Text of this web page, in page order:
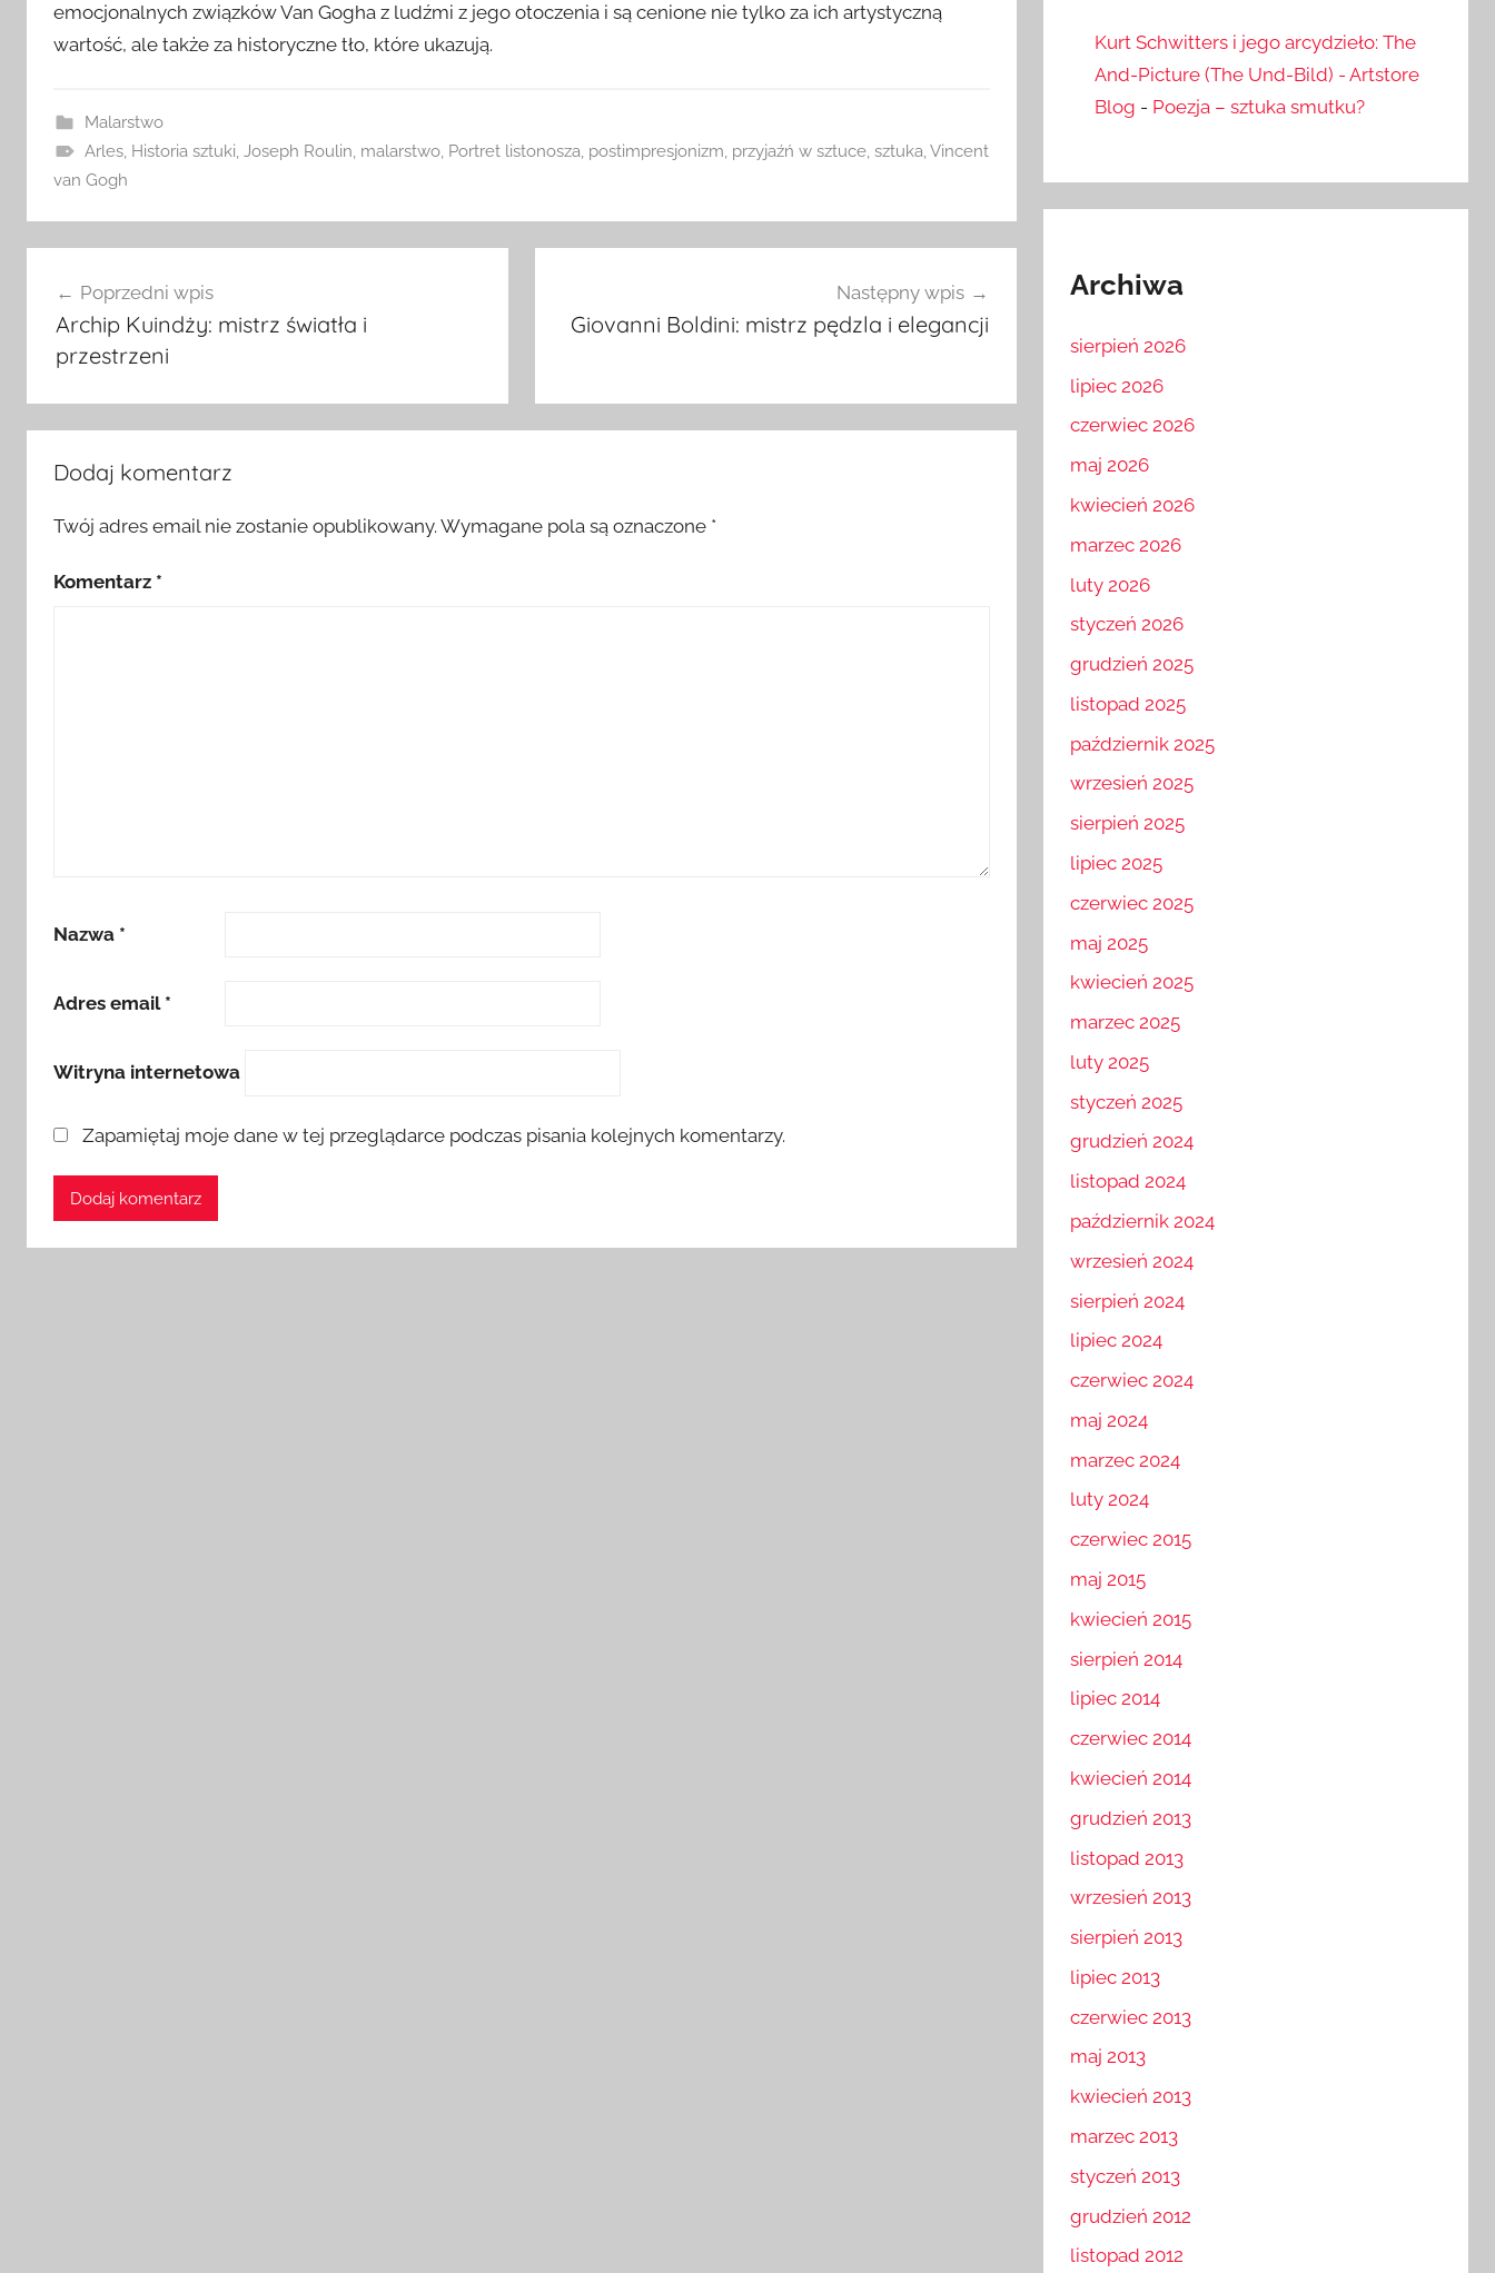
emocjonalnych związków Van Gogha z ludźmi z jego otoczenia i są cenione nie tylko za ich artystyczną
wartość, ale także za historyczne tło, które ukazują.
Malarstwo
Arles, Historia sztuki, Joseph Roulin, malarstwo, Portret listonosza, postimpresjonizm, przyjaźń w sztuce, sztuka,Vincent
van Gogh
wpisuPoprzedni wpis
Archip Kuindży: mistrz światła i
przestrzeni
Następny wpis
Giovanni Boldini: mistrz pędzla i elegancji
Dodaj komentarz
Twój adres email nie zostanie opublikowany. Wymagane pola są oznaczone *
Komentarz *
Nazwa *
Adres email *
Witryna internetowa
Zapamiętaj moje dane w tej przeglądarce podczas pisania kolejnych komentarzy.
Kurt Schwitters i jego arcydzieło: The
And-Picture (The Und-Bild) - Artstore
Blog - Poezja – sztuka smutku?
Archiwa
sierpień 2026
lipiec 2026
czerwiec 2026
maj 2026
kwiecień 2026
marzec 2026
luty 2026
styczeń 2026
grudzień 2025
listopad 2025
październik 2025
wrzesień 2025
sierpień 2025
lipiec 2025
czerwiec 2025
maj 2025
kwiecień 2025
marzec 2025
luty 2025
styczeń 2025
grudzień 2024
listopad 2024
październik 2024
wrzesień 2024
sierpień 2024
lipiec 2024
czerwiec 2024
maj 2024
marzec 2024
luty 2024
czerwiec 2015
maj 2015
kwiecień 2015
sierpień 2014
lipiec 2014
czerwiec 2014
kwiecień 2014
grudzień 2013
listopad 2013
wrzesień 2013
sierpień 2013
lipiec 2013
czerwiec 2013
maj 2013
kwiecień 2013
marzec 2013
styczeń 2013
grudzień 2012
listopad 2012